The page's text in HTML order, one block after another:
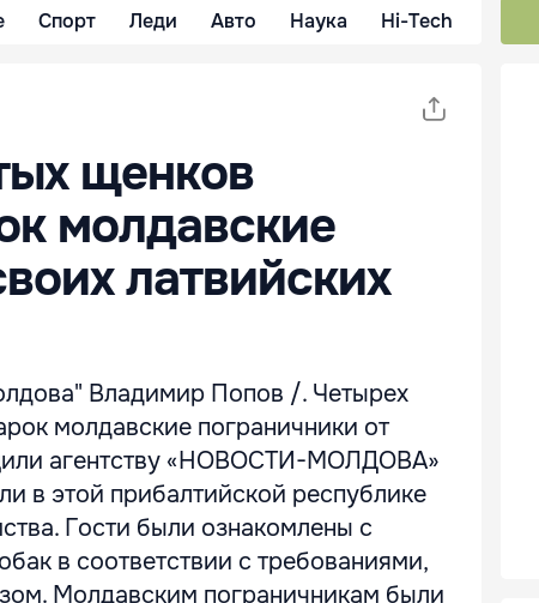
Спорт Леди Авто Наука Hi-Tech
щенков
молдавские
латвийских
Владимир Попов /. Четырех
молдавские пограничники от
агентству «НОВОСТИ-МОЛДОВА»
в этой прибалтийской республике
Гости были ознакомлены с
в соответствии с требованиями,
Молдавским пограничникам были